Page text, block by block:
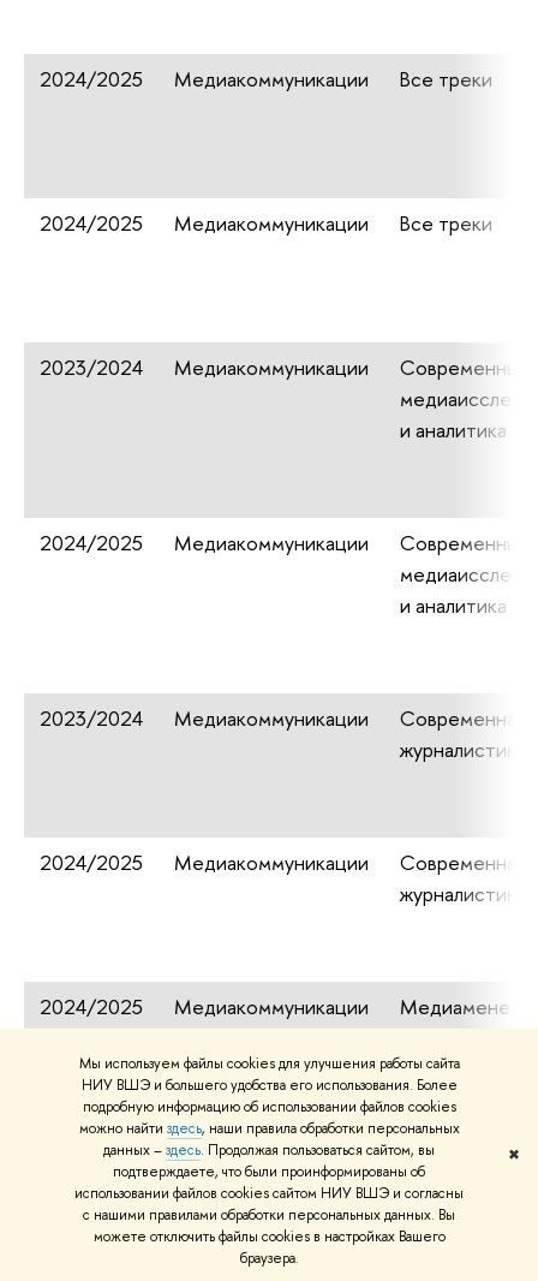
Мы используем файлы cookies для улучшения работы сайта
НИУ ВШЭ и большего удобства его использования. Более
подробную информацию об использовании файлов cookies
можно найти здесь, наши правила обработки персональных
данных –здесь. Продолжая пользоваться сайтом, вы
подтверждаете, что были проинформированы об
использовании файлов cookies сайтом НИУ ВШЭ и согласны
с нашими правилами обработки персональных данных. Вы
можете отключить файлы cookies в настройках Вашего
браузера.
✖
2024/2025 Медиакоммуникации Все треки
2024/2025 Медиакоммуникации Все треки
2023/2024 Медиакоммуникации
Современные
и аналитика
2024/2025 Медиакоммуникации
Современные
и аналитика
2023/2024 Медиакоммуникации
Современная
журналистика
2024/2025 Медиакоммуникации
Современная
журналистика
2024/2025 Медиакоммуникации
2024/2025
Международное
право